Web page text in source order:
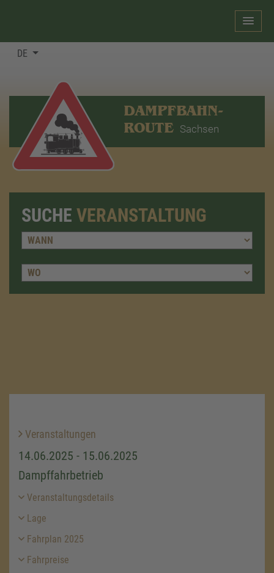
DE
DAMPFBAHN-
ROUTE Sachsen
SUCHE VERANSTALTUNG
Veranstaltungen
14.06.2025 - 15.06.2025
Dampffahrbetrieb
Veranstaltungsdetails
Lage
Fahrplan 2025
Fahrpreise